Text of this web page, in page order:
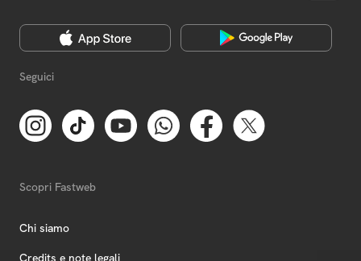
Seguici
Scopri Fastweb
Chi siamo
Credits e note legali